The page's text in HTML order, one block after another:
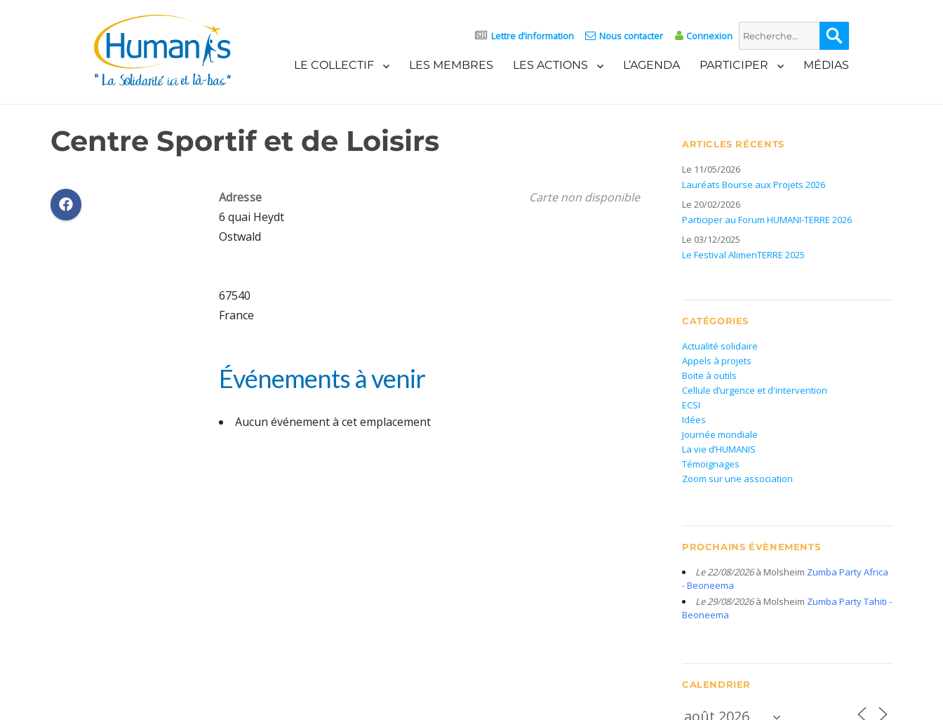
Lettre d’information Nous contacter Connexion
Recherche
pour :
LE COLLECTIF LES MEMBRES LES ACTIONS L’AGENDA PARTICIPER MÉDIAS
Centre Sportif et de Loisirs
Carte non disponible
Adresse
6 quai Heydt
Ostwald
67540
France
Événements à venir
Aucun événement à cet emplacement
ARTICLES RÉCENTS
Le 11/05/2026
Lauréats Bourse aux Projets 2026
Le 20/02/2026
Participer au Forum HUMANI-TERRE 2026
Le 03/12/2025
Le Festival AlimenTERRE 2025
CATÉGORIES
Actualité solidaire
Appels à projets
Boite à outils
Cellule d’urgence et d'intervention
ECSI
Idées
Journée mondiale
La vie d’HUMANIS
Témoignages
Zoom sur une association
PROCHAINS ÉVÈNEMENTS
Le 22/08/2026à Molsheim Zumba Party Africa
- Beoneema
Le 29/08/2026à Molsheim Zumba Party Tahiti -
Beoneema
CALENDRIER